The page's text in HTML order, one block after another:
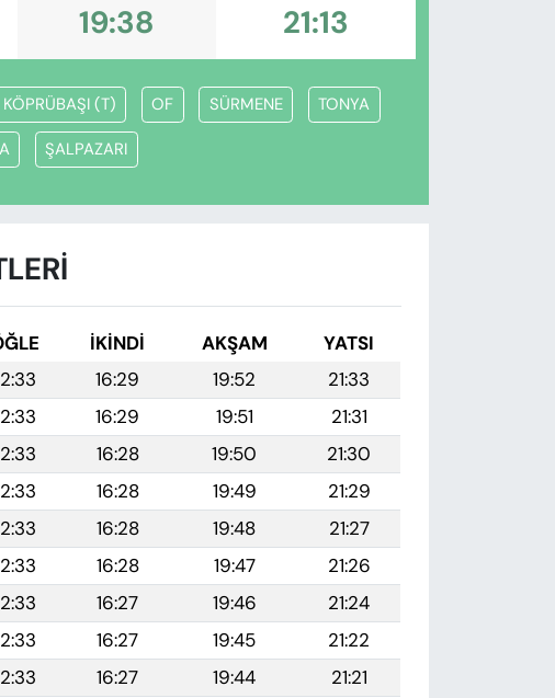
19:38 21:13
KÖPRÜBAŞI (T) OF SÜRMENE TONYA
ŞALPAZARI
İKINDI AKŞAM
YATSI
16:29 19:52
21:33
16:29 19:51
21:31
16:28 19:50
21:30
16:28 19:49
21:29
16:28 19:48
21:27
16:28 19:47
21:26
16:27 19:46
21:24
16:27 19:45
21:22
16:27 19:44
21:21